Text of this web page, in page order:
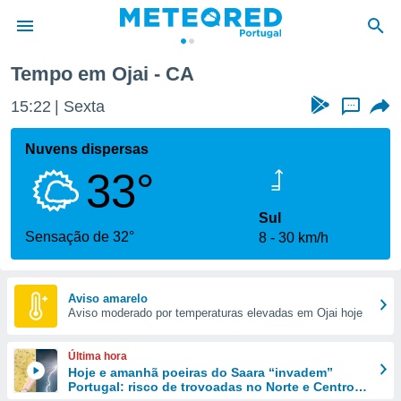
da
foi
fornecidas
a este
das
e
forma
digital
Tempo em Ojai - CA
15:22 Sexta ...
Nuvens dispersas
33°
Sensação de 32°
Sul
8
30 km/h
Aviso amarelo
Aviso moderado por temperaturas elevadas em Ojai hoje
Última hora
Hoje e amanhã poeiras do Saara “invadem”
Portugal: risco de trovoadas no Norte e Centro